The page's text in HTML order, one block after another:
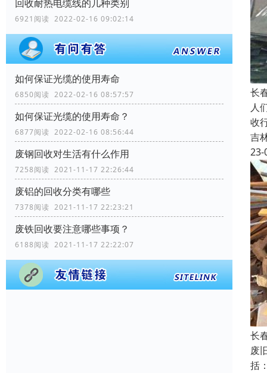
回收耐热电缆线的几种类别
6921阅读 2022-02-16 09:02:14
如何保证光缆的使用寿命
6850阅读 2022-02-16 08:57:57
如何保证光缆的使用寿命？
6877阅读 2022-02-16 08:56:44
废钢回收对生活有什么作用
7258阅读 2021-11-17 22:26:44
废铝的回收分类有哪些
7378阅读 2021-11-17 22:23:21
废铁回收要注意哪些事项？
6188阅读 2021-11-17 22:22:07
长
人
收
吉
23-
长
废
括